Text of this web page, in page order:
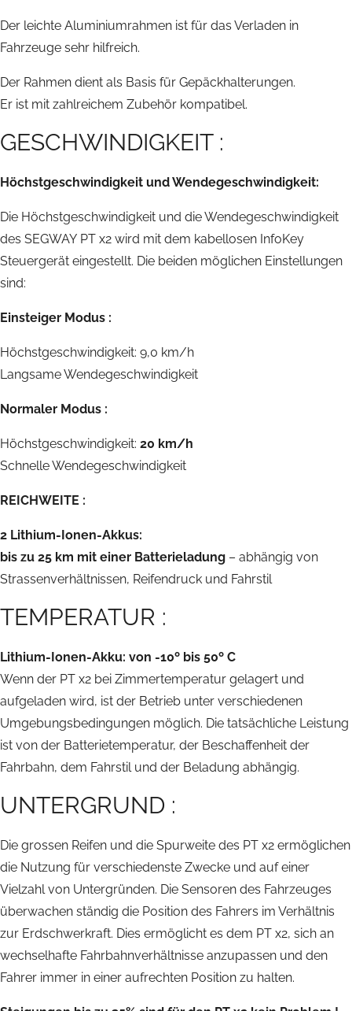
Der leichte Aluminiumrahmen ist für das Verladen in
Fahrzeuge sehr hilfreich.
Der Rahmen dient als Basis für Gepäckhalterungen.
Er ist mit zahlreichem Zubehör kompatibel.
GESCHWINDIGKEIT :
Höchstgeschwindigkeit und Wendegeschwindigkeit:
Die Höchstgeschwindigkeit und die Wendegeschwindigkeit
des SEGWAY PT x2 wird mit dem kabellosen InfoKey
Steuergerät eingestellt. Die beiden möglichen Einstellungen
sind:
Einsteiger Modus :
Höchstgeschwindigkeit: 9,0 km/h
Langsame Wendegeschwindigkeit
Normaler Modus :
Höchstgeschwindigkeit: 20 km/h
Schnelle Wendegeschwindigkeit
REICHWEITE :
2 Lithium-Ionen-Akkus:
bis zu 25 km mit einer Batterieladung – abhängig von
Strassenverhältnissen, Reifendruck und Fahrstil
TEMPERATUR :
Lithium-Ionen-Akku: von -10º bis 50º C
Wenn der PT x2 bei Zimmertemperatur gelagert und
aufgeladen wird, ist der Betrieb unter verschiedenen
Umgebungsbedingungen möglich. Die tatsächliche Leistung
ist von der Batterietemperatur, der Beschaffenheit der
Fahrbahn, dem Fahrstil und der Beladung abhängig.
UNTERGRUND :
Die grossen Reifen und die Spurweite des PT x2 ermöglichen
die Nutzung für verschiedenste Zwecke und auf einer
Vielzahl von Untergründen. Die Sensoren des Fahrzeuges
überwachen ständig die Position des Fahrers im Verhältnis
zur Erdschwerkraft. Dies ermöglicht es dem PT x2, sich an
wechselhafte Fahrbahnverhältnisse anzupassen und den
Fahrer immer in einer aufrechten Position zu halten.